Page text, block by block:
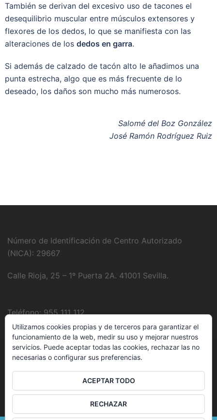
También se derivan del excesivo uso de tacones el
desequilibrio muscular entre músculos extensores y
flexores de los dedos, lo que se manifiesta con las
alteraciones de los dedos en garra.
Si además de calzado de tacón alto le añadimos una
punta estrecha, algo que es más frecuente de lo
deseado, los daños son mucho más numerosos.
Salomé del Boz González
José Ramón Rodríguez Ruiz
Número de Identificación de Centro Autorizado
(NICA): 29667
Calle Rioja, 25 – 1º Puerta 2A. 41001 Sevilla.
Teléfono: 955 111 112
Fotografía:Juanjo Domínguez
E-Mail:clinica@delbozyrodriguez.es
Utilizamos cookies propias y de terceros para garantizar el
funcionamiento de la web, medir su uso y mejorar nuestros
servicios. Puede aceptar todas las cookies, rechazar las no
necesarias o configurar sus preferencias.
ACEPTAR TODO
RECHAZAR